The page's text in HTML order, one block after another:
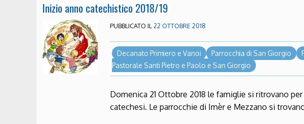
Inizio anno catechistico 2018/19
PUBBLICATO IL22 OTTOBRE 2018
Decanato Primiero e Vanoi Parrocchia di San Giorgio
Pastorale Santi Pietro e Paolo e San Giorgio
Domenica 21 Ottobre 2018 le famiglie si ritrovano
catechesi. Le parrocchie di Imèr e Mezzano si